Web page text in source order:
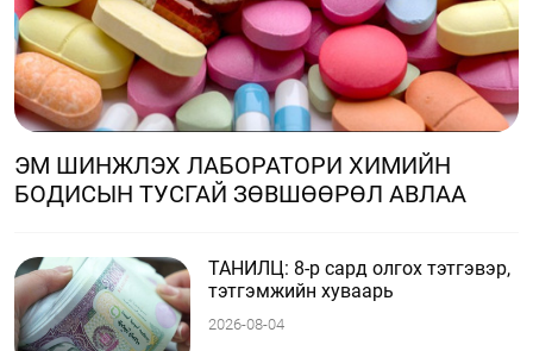
ЭМ ШИНЖЛЭХ ЛАБОРАТОРИ ХИМИЙН
БОДИСЫН ТУСГАЙ ЗӨВШӨӨРӨЛ АВЛАА
ТАНИЛЦ: 8-р сард олгох тэтгэвэр,
тэтгэмжийн хуваарь
2026-08-04